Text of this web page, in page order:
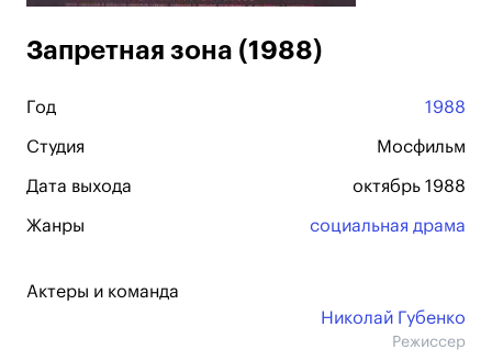
Запретная зона (1988)
Год 1988
Студия Мосфильм
Дата выхода октябрь 1988
Жанры социальная драма
Актеры и команда
Николай Губенко
Режиссер